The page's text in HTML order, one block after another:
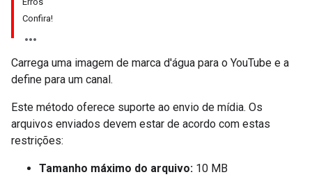
Confira!
Carrega uma imagem de marca d'água para o YouTube e a
define para um canal.
Este método oferece suporte ao envio de mídia. Os
arquivos enviados devem estar de acordo com estas
restrições:
Tamanho máximo do arquivo: 10 MB